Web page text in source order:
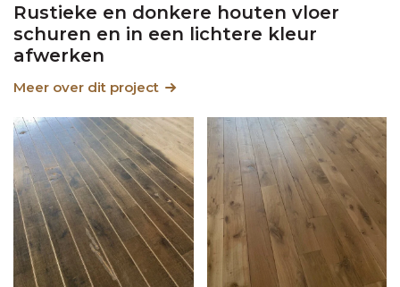
Rustieke en donkere houten vloer
schuren en in een lichtere kleur
afwerken
Meer over dit project